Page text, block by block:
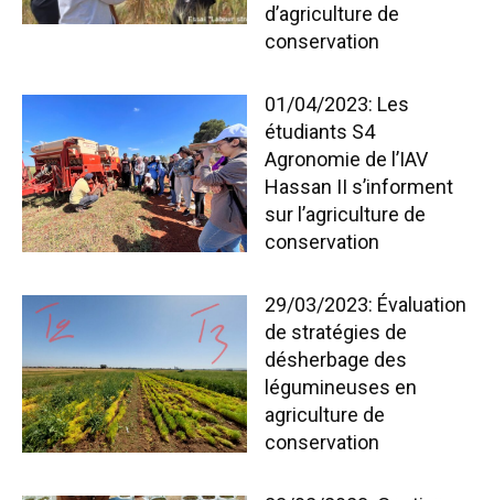
d’agriculture de
conservation
01/04/2023: Les
étudiants S4
Agronomie de l’IAV
Hassan II s’informent
sur l’agriculture de
conservation
29/03/2023: Évaluation
de stratégies de
désherbage des
légumineuses en
agriculture de
conservation